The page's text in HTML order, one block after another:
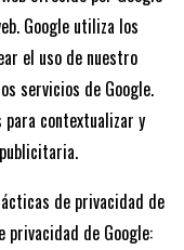
Google utiliza los
el uso de nuestro
servicios de Google.
contextualizar y
de privacidad de
privacidad de Google: